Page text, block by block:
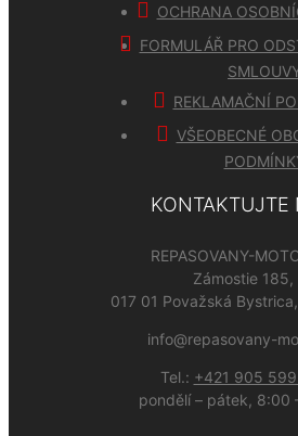
OCHRANA
FORMULÁŘ PRO
REKLAMAČNÍ
VŠEOBECNÉ
KONTAKTUJTE
REPASOVANY-
Zámostie 185,
017 01 Považská
info@repasovany-
Tel.: +421 905 599
pondělí – pátek, 8:00